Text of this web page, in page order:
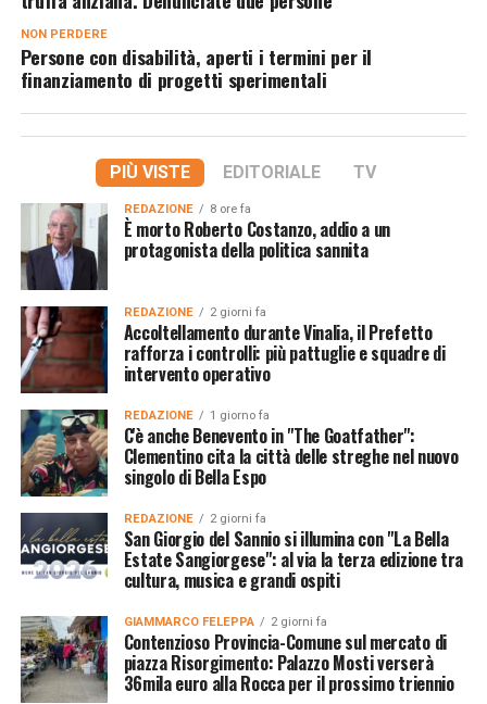
NON PERDERE
Persone con disabilità, aperti i termini per il
finanziamento di progetti sperimentali
PIÙ VISTE EDITORIALE TV
REDAZIONE 8 ore fa
È morto Roberto Costanzo, addio a un
protagonista della politica sannita
REDAZIONE 2 giorni fa
Accoltellamento durante Vinalia, il Prefetto
rafforza i controlli: più pattuglie e squadre di
intervento operativo
REDAZIONE 1 giorno fa
C'è anche Benevento in "The Goatfather":
Clementino cita la città delle streghe nel nuovo
singolo di Bella Espo
REDAZIONE 2 giorni fa
San Giorgio del Sannio si illumina con "La Bella
Estate Sangiorgese": al via la terza edizione tra
cultura, musica e grandi ospiti
GIAMMARCO FELEPPA 2 giorni fa
Contenzioso Provincia-Comune sul mercato di
piazza Risorgimento: Palazzo Mosti verserà
36mila euro alla Rocca per il prossimo triennio